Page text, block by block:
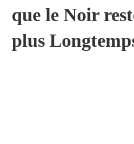
que le Noir
plus